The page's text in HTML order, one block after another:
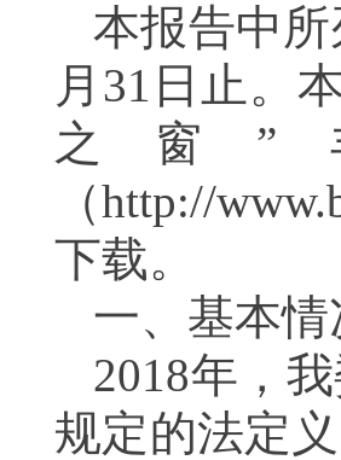
本报告中
月 31 日止。
之窗”
（http://
下载。
一、基本情
2018年，
规定的法定